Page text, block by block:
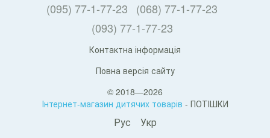
(095) 77-1-77-23
(068) 77-1-77-23
(093) 77-1-77-23
Контактна інформація
Повна версія сайту
© 2018—2026
Інтернет-магазин дитячих товарів - ПОТІШКИ
Рус Укр